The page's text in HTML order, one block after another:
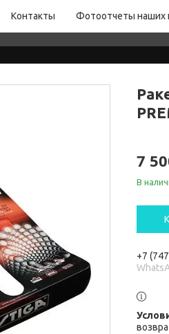
Контакты Фотоотчеты наших
7
В
+7